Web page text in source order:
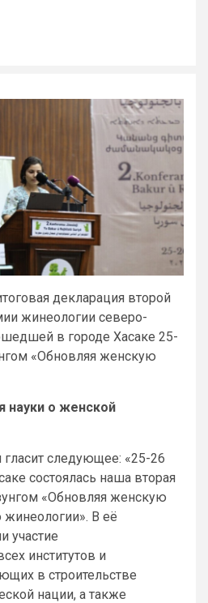
декларация второй
жинеологии северо-
в городе Хасаке 25-
«Обновляя женскую
науки о женской
гласит следующее: «25-26
состоялась наша вторая
«Обновляя женскую
В её
участие
институтов и
в строительстве
нации, а также